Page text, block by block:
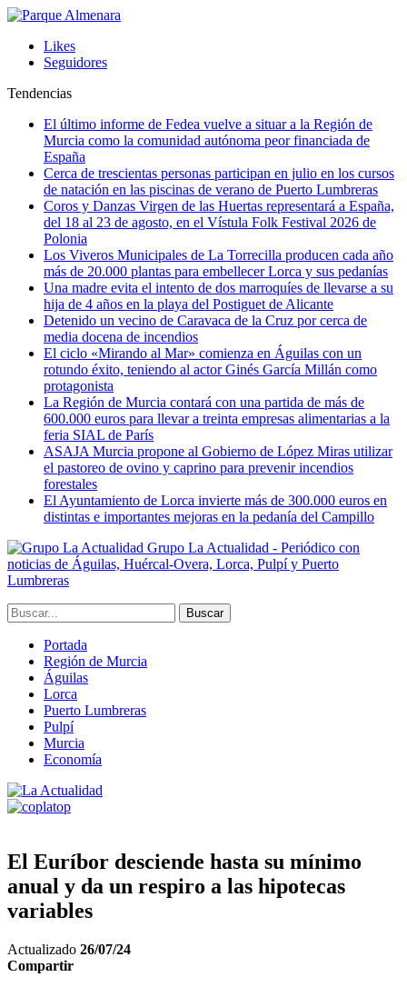
Likes
Seguidores
Tendencias
El último informe de Fedea vuelve a situar a la Región de
Murcia como la comunidad autónoma peor financiada de
España
Cerca de trescientas personas participan en julio en los cursos
de natación en las piscinas de verano de Puerto Lumbreras
Coros y Danzas Virgen de las Huertas representará a España,
del 18 al 23 de agosto, en el Vístula Folk Festival 2026 de
Polonia
Los Viveros Municipales de La Torrecilla producen cada año
más de 20.000 plantas para embellecer Lorca y sus pedanías
Una madre evita el intento de dos marroquíes de llevarse a su
hija de 4 años en la playa del Postiguet de Alicante
Detenido un vecino de Caravaca de la Cruz por cerca de
media docena de incendios
El ciclo «Mirando al Mar» comienza en Águilas con un
rotundo éxito, teniendo al actor Ginés García Millán como
protagonista
La Región de Murcia contará con una partida de más de
600.000 euros para llevar a treinta empresas alimentarias a la
feria SIAL de París
ASAJA Murcia propone al Gobierno de López Miras utilizar
el pastoreo de ovino y caprino para prevenir incendios
forestales
El Ayuntamiento de Lorca invierte más de 300.000 euros en
distintas e importantes mejoras en la pedanía del Campillo
Grupo La Actualidad - Periódico con
noticias de Águilas, Huércal-Overa, Lorca, Pulpí y Puerto
Lumbreras
Portada
Región de Murcia
Águilas
Lorca
Puerto Lumbreras
Pulpí
Murcia
Economía
El Euríbor desciende hasta su mínimo
anual y da un respiro a las hipotecas
variables
Actualizado 26/07/24
Compartir